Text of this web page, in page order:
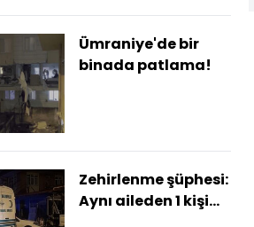
Ümraniye'de bir
binada patlama!
Zehirlenme şüphesi:
Aynı aileden 1 kişi